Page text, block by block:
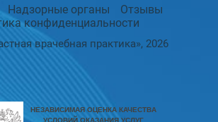
Надзорные органы
Отзывы
конфиденциальности
врачебная практика», 2026